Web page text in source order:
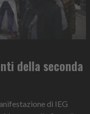
della seconda
di IEG